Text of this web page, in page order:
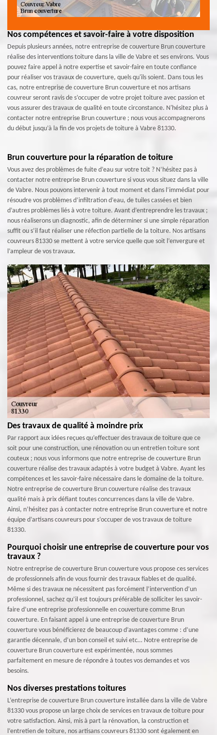
Nos compétences et savoir-faire à votre disposition
Depuis plusieurs années, notre entreprise de couverture Brun couverture
réalise des interventions toiture dans la ville de Vabre et ses environs. Vous
pouvez faire appel à notre expertise et savoir-faire en toute confiance
pour réaliser vos travaux de couverture, quels qu'ils soient. Dans tous les
cas, notre entreprise de couverture Brun couverture et nos artisans
couvreur seront ravis de s’occuper de votre projet toiture avec passion et
vous assurer des travaux de qualité en toute circonstance. N'hésitez plus à
contacter notre entreprise Brun couverture ; nous vous accompagnerons
du début jusqu’à la fin de vos projets de toiture à Vabre 81330.
Brun couverture pour la réparation de toiture
Vous avez des problèmes de fuite d’eau sur votre toit ? N’hésitez pas à
contacter notre entreprise Brun couverture si vous vous situez dans la ville
de Vabre. Nous pouvons intervenir à tout moment et dans l’immédiat pour
résoudre vos problèmes d’infiltration d’eau, de tuiles cassées et bien
d’autres problèmes liés à votre toiture. Avant d’entreprendre les travaux ;
nous réaliserons un diagnostic, afin de déterminer si une simple réparation
suffit ou s’il faut réaliser une réfection partielle de la toiture. Nos artisans
couvreurs 81330 se mettent à votre service quelle que soit l’envergure et
l’ampleur de vos travaux.
Des travaux de qualité à moindre prix
Par rapport aux idées reçues qu’effectuer des travaux de toiture que ce
soit pour une construction, une rénovation ou un entretien toiture sont
couteux ; nous vous informons que notre entreprise de couverture Brun
couverture réalise des travaux adaptés à votre budget à Vabre. Ayant les
compétences et les savoir-faire nécessaire dans le domaine de la toiture.
Notre entreprise de couverture Brun couverture réalise des travaux
qualité mais à prix défiant toutes concurrences dans la ville de Vabre.
Ainsi, n’hésitez pas à contacter notre entreprise Brun couverture et notre
équipe d’artisans couvreurs pour s’occuper de vos travaux de toiture
81330.
Pourquoi choisir une entreprise de couverture pour vos
travaux ?
Notre entreprise de couverture Brun couverture vous propose ces services
de professionnels afin de vous fournir des travaux fiables et de qualité.
Même si des travaux ne nécessitent pas forcément l’intervention d’un
professionnel, sachez qu’il est toujours préférable de solliciter les savoir-
faire d’une entreprise professionnelle en couverture comme Brun
couverture. En faisant appel à une entreprise de couverture Brun
couverture vous bénéficierez de beaucoup d’avantages comme : d’une
garantie décennale, d’un bon conseil et suivi etc… Notre entreprise de
couverture Brun couverture est expérimentée, nous sommes
parfaitement en mesure de répondre à toutes vos demandes et vos
besoins.
Nos diverses prestations toitures
L’entreprise de couverture Brun couverture installée dans la ville de Vabre
81330 vous propose un large choix de services en travaux de toiture pour
votre satisfaction. Ainsi, mis à part la rénovation, la construction et
l’entretien de toiture, nos artisans couvreurs 81330 sont également en